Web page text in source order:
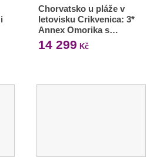
Chorvatsko u pláže v
letovisku Crikvenica: 3*
Annex Omorika s…
14 299 Kč